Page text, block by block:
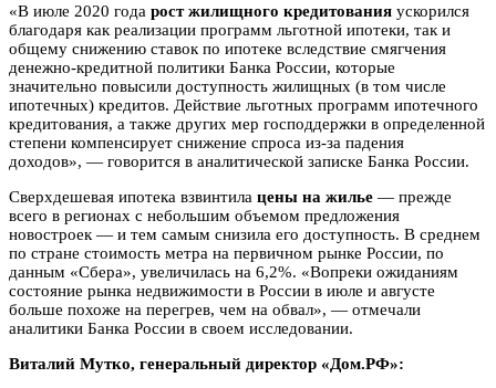
«В июле 2020 года рост жилищного кредитования ускорился
благодаря как реализации программ льготной ипотеки, так и
общему снижению ставок по ипотеке вследствие смягчения
денежно-кредитной политики Банка России, которые
значительно повысили доступность жилищных (в том числе
ипотечных) кредитов. Действие льготных программ ипотечного
кредитования, а также других мер господдержки в определенной
степени компенсирует снижение спроса из-за падения
доходов», — говорится в аналитической записке Банка России.
Сверхдешевая ипотека взвинтила цены на жилье — прежде
всего в регионах с небольшим объемом предложения
новостроек — и тем самым снизила его доступность. В среднем
по стране стоимость метра на первичном рынке России, по
данным «Сбера», увеличилась на 6,2%. «Вопреки ожиданиям
состояние рынка недвижимости в России в июле и августе
больше похоже на перегрев, чем на обвал», — отмечали
аналитики Банка России в своем исследовании.
Виталий Мутко, генеральный директор «Дом.РФ»: